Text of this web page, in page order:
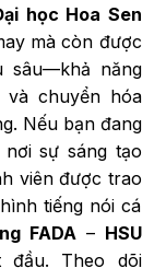
học Hoa Sen
mà còn được
sâu—khả năng
chuyển hóa
Nếu bạn đang
sự sáng tạo
viên được trao
tiếng nói cá
FADA– HSU
Theo dõi